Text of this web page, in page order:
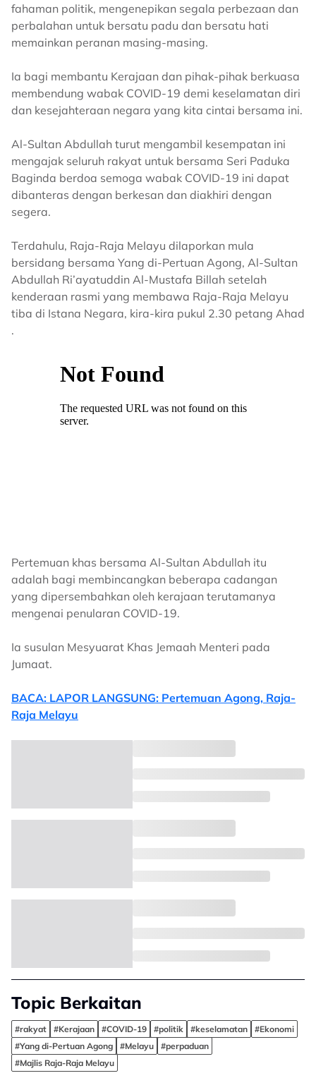
fahaman politik, mengenepikan segala perbezaan dan
perbalahan untuk bersatu padu dan bersatu hati
memainkan peranan masing-masing.
Ia bagi membantu Kerajaan dan pihak-pihak berkuasa
membendung wabak COVID-19 demi keselamatan diri
dan kesejahteraan negara yang kita cintai bersama ini.
Al-Sultan Abdullah turut mengambil kesempatan ini
mengajak seluruh rakyat untuk bersama Seri Paduka
Baginda berdoa semoga wabak COVID-19 ini dapat
dibanteras dengan berkesan dan diakhiri dengan
segera.
Terdahulu, Raja-Raja Melayu dilaporkan mula
bersidang bersama Yang di-Pertuan Agong, Al-Sultan
Abdullah Ri’ayatuddin Al-Mustafa Billah setelah
kenderaan rasmi yang membawa Raja-Raja Melayu
tiba di Istana Negara, kira-kira pukul 2.30 petang Ahad
.
Pertemuan khas bersama Al-Sultan Abdullah itu
adalah bagi membincangkan beberapa cadangan
yang dipersembahkan oleh kerajaan terutamanya
mengenai penularan COVID-19.
Ia susulan Mesyuarat Khas Jemaah Menteri pada
Jumaat.
BACA: LAPOR LANGSUNG: Pertemuan Agong, Raja-
Raja Melayu
Topic Berkaitan
#rakyat #Kerajaan #COVID-19 #politik #keselamatan
#Ekonomi
#Yang di-Pertuan Agong
#Melayu
#perpaduan
#Majlis Raja-Raja Melayu